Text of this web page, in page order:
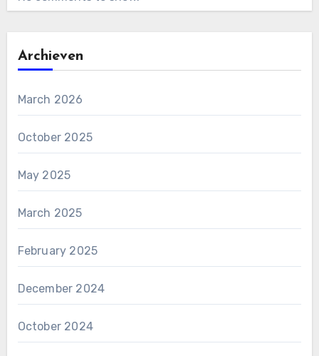
Archieven
March 2026
October 2025
May 2025
March 2025
February 2025
December 2024
October 2024